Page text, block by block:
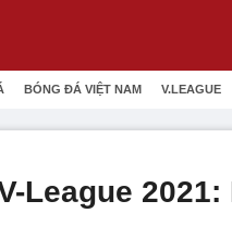
BÓNG ĐÁ VIỆT NAM V.LEAGUE
League 2021: